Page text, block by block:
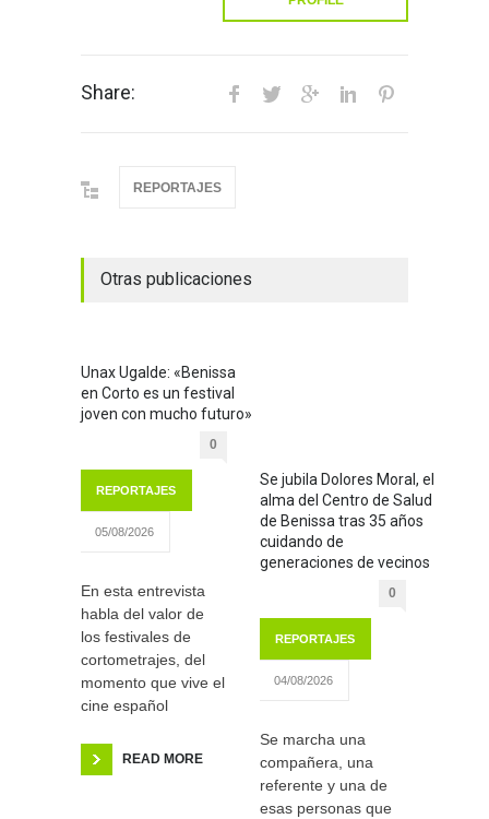
Share:
REPORTAJES
Otras publicaciones
Unax Ugalde: «Benissa
en Corto es un festival
joven con mucho futuro»
0
REPORTAJES
05/08/2026
En esta entrevista
habla del valor de
los festivales de
cortometrajes, del
momento que vive el
cine español
READ MORE
Se jubila Dolores Moral, el
alma del Centro de Salud
de Benissa tras 35 años
cuidando de
generaciones de vecinos
0
REPORTAJES
04/08/2026
Se marcha una
compañera, una
referente y una de
esas personas que